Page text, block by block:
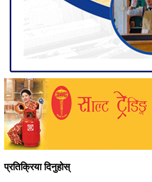
प्रतिक्रिया दिनुहोस्